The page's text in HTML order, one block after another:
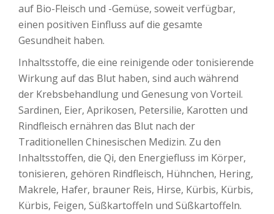
auf Bio-Fleisch und -Gemüse, soweit verfügbar,
einen positiven Einfluss auf die gesamte
Gesundheit haben.
Inhaltsstoffe, die eine reinigende oder tonisierende
Wirkung auf das Blut haben, sind auch während
der Krebsbehandlung und Genesung von Vorteil.
Sardinen, Eier, Aprikosen, Petersilie, Karotten und
Rindfleisch ernähren das Blut nach der
Traditionellen Chinesischen Medizin. Zu den
Inhaltsstoffen, die Qi, den Energiefluss im Körper,
tonisieren, gehören Rindfleisch, Hühnchen, Hering,
Makrele, Hafer, brauner Reis, Hirse, Kürbis, Kürbis,
Kürbis, Feigen, Süßkartoffeln und Süßkartoffeln.